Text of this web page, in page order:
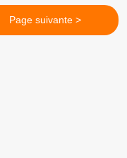
Page suivante >